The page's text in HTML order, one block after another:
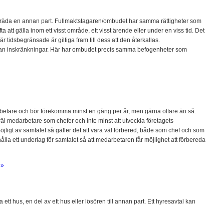
en annan part. Fullmaktstagaren/ombudet har samma rättigheter som
att gälla inom ett visst område, ett visst ärende eller under en viss tid. Det
tidsbegränsade är giltiga fram till dess att den återkallas.
inskränkningar. Här har ombudet precis samma befogenheter som
och bör förekomma minst en gång per år, men gärna oftare än så.
medarbetare som chefer och inte minst att utveckla företagets
av samtalet så gäller det att vara väl förbered, både som chef och som
ett underlag för samtalet så att medarbetaren får möjlighet att förbereda
ett hus, en del av ett hus eller lösören till annan part. Ett hyresavtal kan